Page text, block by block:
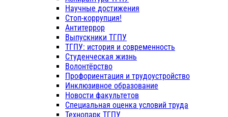
Научные достижения
Стоп-коррупция!
Антитеррор
Выпускники ТГПУ
ТГПУ: история и современность
Студенческая жизнь
Волонтёрство
Профориентация и трудоустройство
Инклюзивное образование
Новости факультетов
Специальная оценка условий труда
Технопарк ТГПУ